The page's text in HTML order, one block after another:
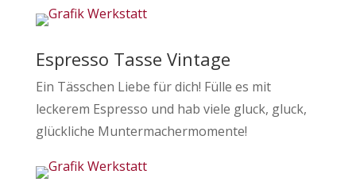
Espresso Tasse Vintage
Ein Tässchen Liebe für dich! Fülle es mit
leckerem Espresso und hab viele gluck, gluck,
glückliche Muntermachermomente!